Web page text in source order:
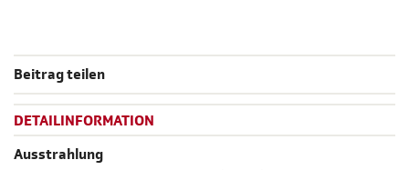
Beitrag teilen
DETAILINFORMATION
Ausstrahlung